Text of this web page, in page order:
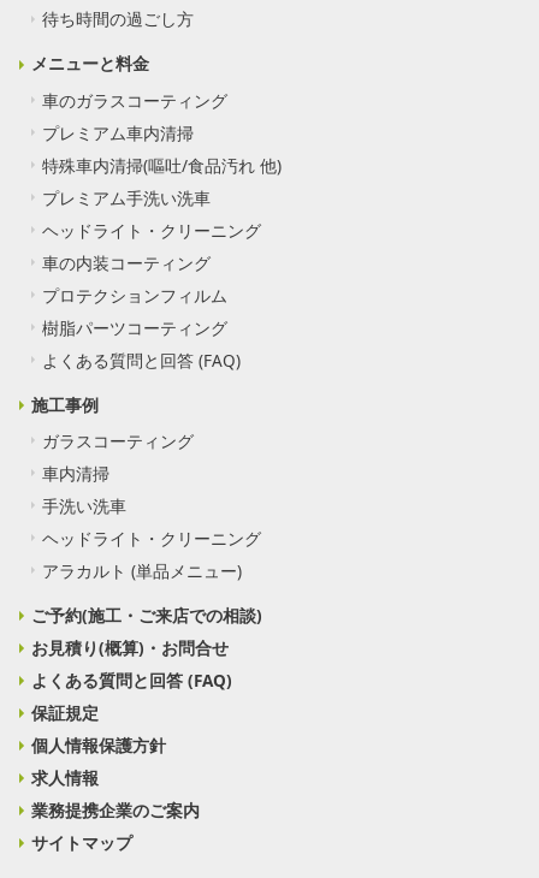
待ち時間の過ごし方
メニューと料金
車のガラスコーティング
プレミアム車内清掃
特殊車内清掃(嘔吐/食品汚れ 他)
プレミアム手洗い洗車
ヘッドライト・クリーニング
車の内装コーティング
プロテクションフィルム
樹脂パーツコーティング
よくある質問と回答 (FAQ)
施工事例
ガラスコーティング
車内清掃
手洗い洗車
ヘッドライト・クリーニング
アラカルト (単品メニュー)
ご予約(施工・ご来店での相談)
お見積り(概算)・お問合せ
よくある質問と回答 (FAQ)
保証規定
個人情報保護方針
求人情報
業務提携企業のご案内
サイトマップ